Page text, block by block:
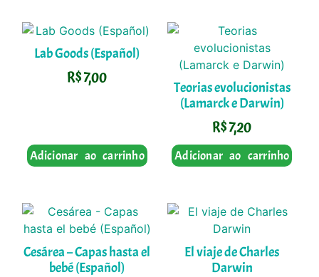
Lab Goods (Español)
R$7,00
Adicionar ao carrinho
Teorias evolucionistas
(Lamarck e Darwin)
R$7,20
Adicionar ao carrinho
Cesárea – Capas hasta el
bebé (Español)
El viaje de Charles
Darwin